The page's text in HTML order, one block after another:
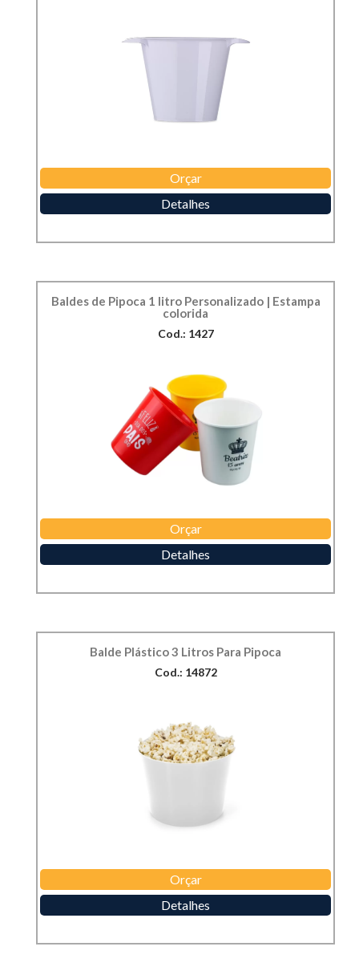
Orçar
Detalhes
Baldes de Pipoca 1 litro Personalizado | Estampa
colorida
Cod.: 1427
Orçar
Detalhes
Balde Plástico 3 Litros Para Pipoca
Cod.: 14872
Orçar
Detalhes